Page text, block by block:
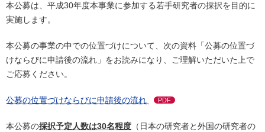
本公募は、平成30年度本事業に参加する若手研究者の採択を目的に
実施します。
本公募の事業の中での位置づけについて、次の資料「公募の位置づ
けならびに申請後の流れ」をお読みになり、ご理解いただいた上で
ご応募ください。
公募の位置づけならびに申請後の流れ PDF
本公募の採択予定人数は30名程度 （日本の研究者と外国の研究者の